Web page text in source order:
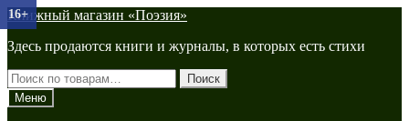
Перейти
к
навигации
Перейти
к
содержимому
Книжный магазин «Поэзия»
Здесь продаются книги и журналы, в которых есть стихи
Искать:
Поиск
Меню
16+
16+